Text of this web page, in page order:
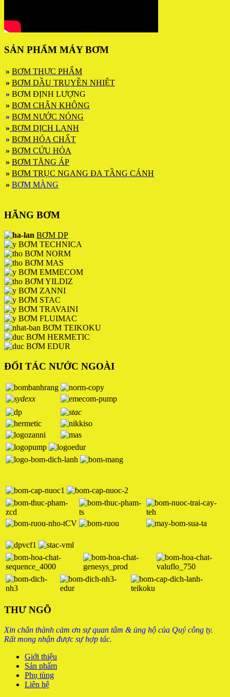
SẢN PHẨM MÁY BƠM
» BƠM THỰC PHẨM
» BƠM DẦU TRUYỀN NHIỆT
» BƠM ĐỊNH LƯỢNG
» BƠM CHÂN KHÔNG
» BƠM NƯỚC NÓNG
» BƠM DỊCH LẠNH
» BƠM HÓA CHẤT
» BƠM CỨU HỎA
» BƠM TĂNG ÁP
» BƠM TRỤC NGANG ĐA TẦNG CÁNH
» BƠM MÀNG
HÃNG BƠM
BƠM DP
BƠM TECHNICA
BƠM NORM
BƠM MAS
BƠM EMMECOM
BƠM YILDIZ
BƠM ZANNI
BƠM STAC
BƠM TRAVAINI
BƠM FLUIMAC
BƠM TEIKOKU
BƠM HERMETIC
BƠM EDUR
ĐỐI TÁC NƯỚC NGOÀI
THƯ NGÕ
Xin chân thành cảm ơn sự quan tâm & ủng hộ của Quý công ty.
Rất mong nhận được sự hợp tác.
Giới thiệu
Sản phẩm
Phụ tùng
Liên hệ